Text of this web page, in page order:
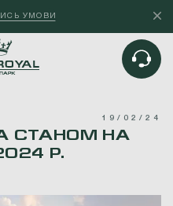
УМОВИ
19/02/24
СТАНОМ НА
Р.